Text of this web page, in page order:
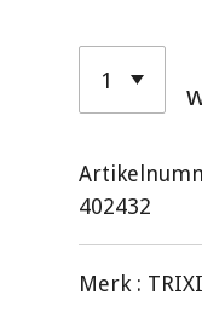
402432
Merk :